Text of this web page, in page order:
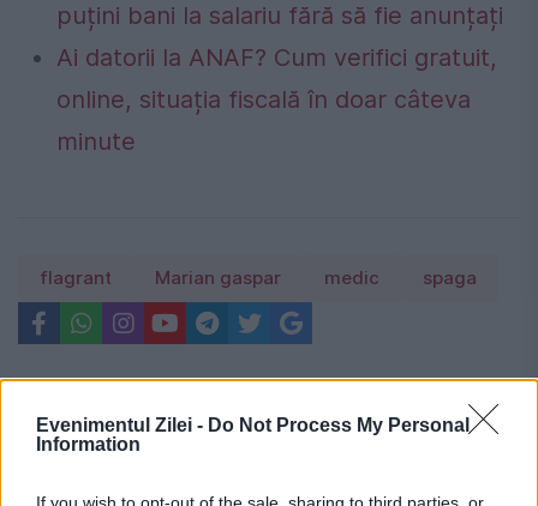
Evenimentul Zilei - Do Not Process My Personal
Information
If you wish to opt-out of the sale, sharing to third parties, or
puțini bani la salariu fără să fie anunțați
Ai datorii la ANAF? Cum verifici gratuit,
online, situația fiscală în doar câteva
minute
flagrant Marian gaspar medic spaga